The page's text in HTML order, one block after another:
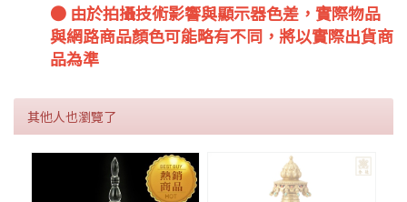
● 由於拍攝技術影響與顯示器色差，實際物品
與網路商品顏色可能略有不同，將以實際出貨商
品為準
其他人也瀏覽了